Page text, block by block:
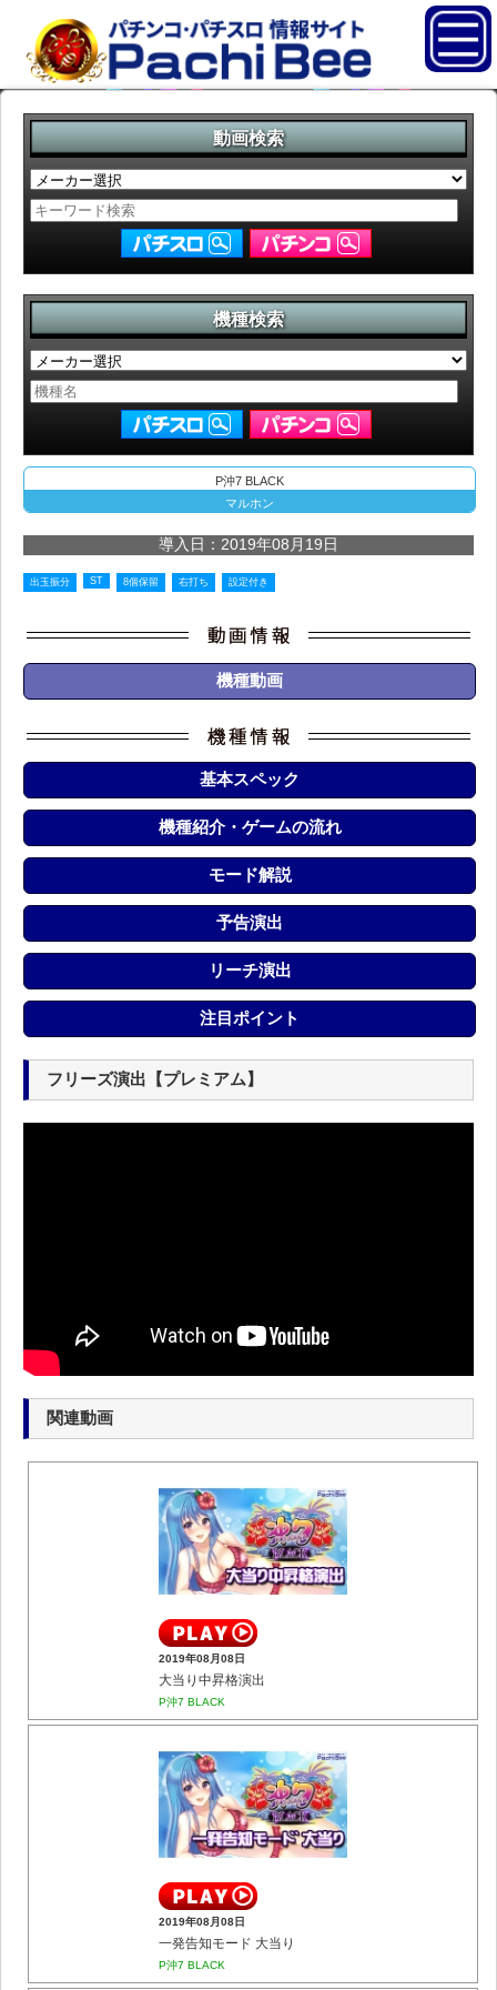
動画検索
機種検索
P沖7 BLACK
マルホン
導入日：2019年08月19日
出玉振分 ST 8個保留 右打ち 設定付き
機種動画
基本スペック
機種紹介・ゲームの流れ
モード解説
予告演出
リーチ演出
注目ポイント
フリーズ演出【プレミアム】
関連動画
2019年08月08日
大当り中昇格演出
P沖7 BLACK
2019年08月08日
一発告知モード 大当り
P沖7 BLACK